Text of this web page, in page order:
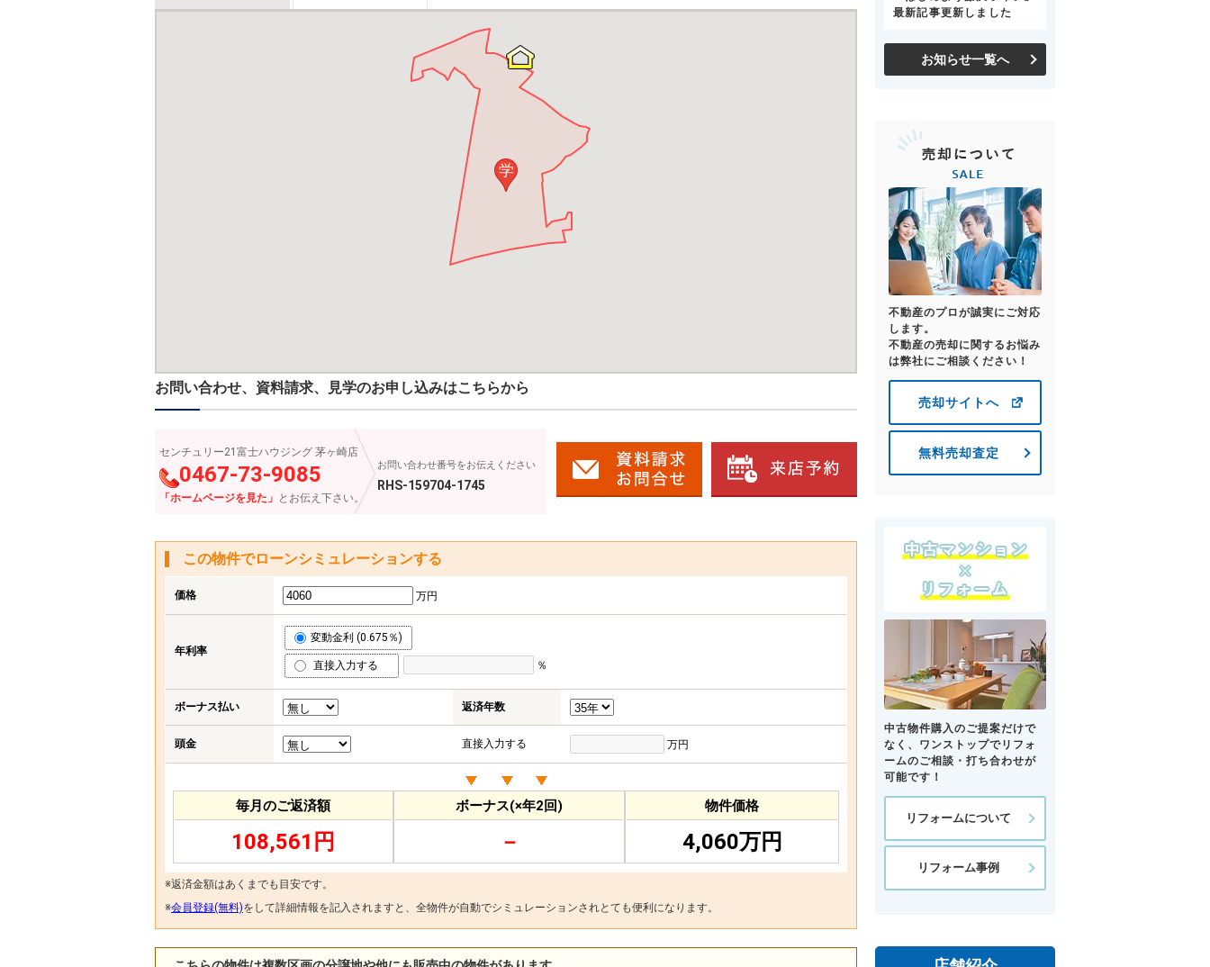
学
お問い合わせ、資料請求、見学のお申し込みはこちらから
センチュリー21富士ハウジング 茅ヶ崎店
0467-73-9085
「ホームページを見た」 とお伝え下さい。
お問い合わせ番号をお伝えください
RHS-159704-1745
この物件でローンシミュレーションする
価格 万円
年利率
変動金利 (0.675％)
直接入力する ％
ボーナス払い 返済年数
頭金 直接入力する 万円
毎月のご返済額
108,561円
ボーナス(×年2回)
－
物件価格
4,060万円
※返済金額はあくまでも目安です。
※会員登録(無料)をして詳細情報を記入されますと、全物件が自動でシミュレーションされとても便利になります。
お知らせ一覧へ
不動産のプロが誠実にご対応
します。
不動産の売却に関するお悩み
は弊社にご相談ください！
売却サイトへ
無料売却査定
中古物件購入のご提案だけで
なく、ワンストップでリフォ
ームのご相談・打ち合わせが
可能です！
リフォームについて
リフォーム事例